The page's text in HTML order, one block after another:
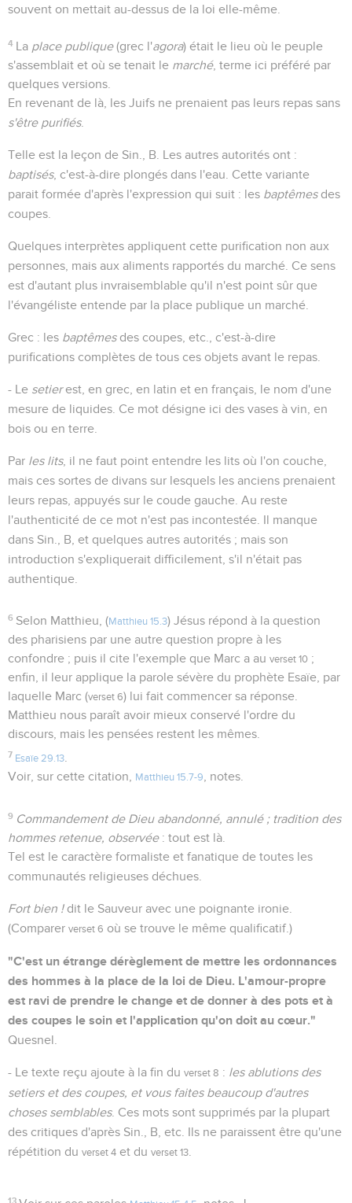
souvent on mettait au-dessus de la loi elle-même.
4 La place publique(grec l'agora) était le lieu où le peuple
s'assemblait et où se tenait le marché, terme ici préféré par
quelques versions.
En revenant de là, les Juifs ne prenaient pas leurs repas sans
s'être purifiés.
Telle est la leçon de Sin., B. Les autres autorités ont :
baptisés, c'est-à-dire plongés dans l'eau. Cette variante
parait formée d'après l'expression qui suit : les baptêmesdes
coupes.
Quelques interprètes appliquent cette purification non aux
personnes, mais aux aliments rapportés du marché. Ce sens
est d'autant plus invraisemblable qu'il n'est point sûr que
l'évangéliste entende par la place publique un marché.
Grec : les baptêmesdes coupes, etc., c'est-à-dire
purifications complètes de tous ces objets avant le repas.
- Le setierest, en grec, en latin et en français, le nom d'une
mesure de liquides. Ce mot désigne ici des vases à vin, en
bois ou en terre.
Par les lits, il ne faut point entendre les lits où l'on couche,
mais ces sortes de divans sur lesquels les anciens prenaient
leurs repas, appuyés sur le coude gauche. Au reste
l'authenticité de ce mot n'est pas incontestée. Il manque
dans Sin., B, et quelques autres autorités ; mais son
introduction s'expliquerait difficilement, s'il n'était pas
authentique.
6 Selon Matthieu, (Matthieu 15.3) Jésus répond à la question
des pharisiens par une autre question propre à les
confondre ; puis il cite l'exemple que Marc a au verset 10 ;
enfin, il leur applique la parole sévère du prophète Esaïe, par
laquelle Marc (verset 6) lui fait commencer sa réponse.
Matthieu nous paraît avoir mieux conservé l'ordre du
discours, mais les pensées restent les mêmes.
7 Esaïe 29.13
Voir, sur cette citation,
Matthieu 15.7-9 , notes.
9 Commandement de Dieu abandonné, annulé ; tradition des
hommes retenue, observée: tout est là.
Tel est le caractère formaliste et fanatique de toutes les
communautés religieuses déchues.
Fort bien !dit le Sauveur avec une poignante ironie.
(Comparer verset 6 où se trouve le même qualificatif.)
"C'est un étrange dérèglement de mettre les ordonnances
des hommes à la place de la loi de Dieu. L'amour-propre
est ravi de prendre le change et de donner à des pots et à
des coupes le soin et l'application qu'on doit au cœur."
Quesnel.
- Le texte reçu ajoute à la fin du verset 8 : les ablutions des
setiers et des coupes, et vous faites beaucoup d'autres
choses semblables. Ces mots sont supprimés par la plupart
des critiques d'après Sin., B, etc. Ils ne paraissent être qu'une
répétition du verset 4 et du verset 13
13